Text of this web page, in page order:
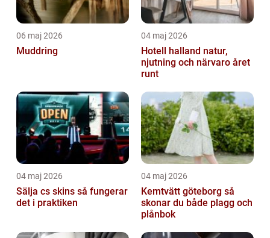
06 maj 2026
Muddring
04 maj 2026
Hotell halland natur,
njutning och närvaro året
runt
04 maj 2026
Sälja cs skins så fungerar
det i praktiken
04 maj 2026
Kemtvätt göteborg så
skonar du både plagg och
plånbok